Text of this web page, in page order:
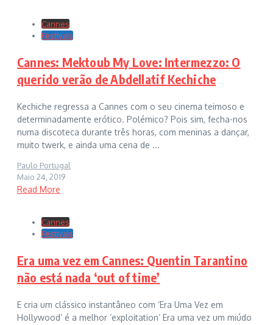
Cannes
Festivais
Cannes: Mektoub My Love: Intermezzo: O
querido verão de Abdellatif Kechiche
Kechiche regressa a Cannes com o seu cinema teimoso e
determinadamente erótico. Polémico? Pois sim, fecha-nos
numa discoteca durante três horas, com meninas a dançar,
muito twerk, e ainda uma cena de ...
Paulo Portugal
Maio 24, 2019
Read More
Cannes
Festivais
Era uma vez em Cannes: Quentin Tarantino
não está nada ‘out of time’
E cria um clássico instantâneo com ‘Era Uma Vez em
Hollywood’ é a melhor ‘exploitation’ Era uma vez um miúdo